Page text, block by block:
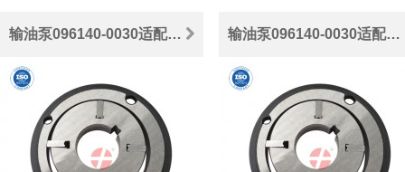
输油泵096140-0030适配于柴油发动机高压共轨燃油系统 输油泵096140-0030适配于小松PC350-7电喷柴油泵